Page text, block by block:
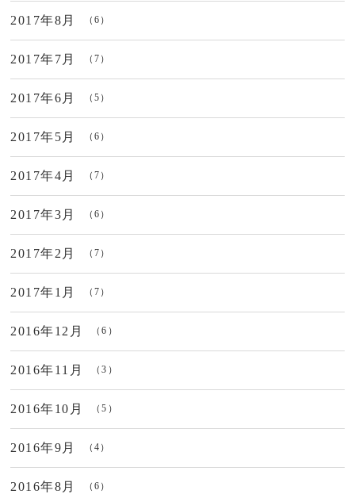
2017年8月 （6）
2017年7月 （7）
2017年6月 （5）
2017年5月 （6）
2017年4月 （7）
2017年3月 （6）
2017年2月 （7）
2017年1月 （7）
2016年12月 （6）
2016年11月 （3）
2016年10月 （5）
2016年9月 （4）
2016年8月 （6）